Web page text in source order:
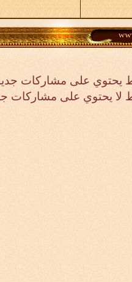
على مشاركات جديدة
على مشاركات جديدة